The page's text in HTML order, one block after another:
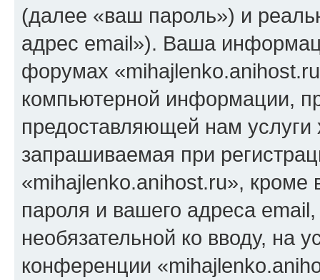
(далее «ваш пароль») и
адрес email»). Ваша
форумах
компьютерной информации,
предоставляющей нам
запрашиваемая при
«mihajlenko.anihost.ru», кроме
пароля и вашего адреса
необязательной ко вводу, на
конференции